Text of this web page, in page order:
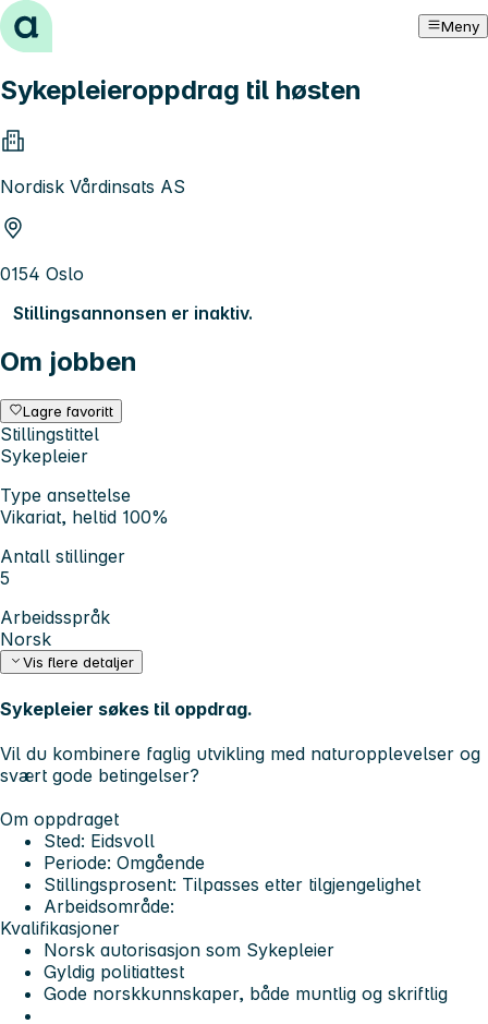
Hopp til innhold Meny
Sykepleieroppdrag til høsten
Nordisk Vårdinsats AS
0154 Oslo
Stillingsannonsen er inaktiv.
Om jobben
Lagre favoritt
Stillingstittel
Sykepleier
Type ansettelse
Vikariat, heltid 100%
Antall stillinger
5
Arbeidsspråk
Norsk
Vis flere detaljer
Sykepleier søkes til oppdrag.
Vil du kombinere faglig utvikling med naturopplevelser og
svært gode betingelser?
Om oppdraget
Sted: Eidsvoll
Periode: Omgående
Stillingsprosent: Tilpasses etter tilgjengelighet
Arbeidsområde:
Kvalifikasjoner
Norsk autorisasjon som Sykepleier
Gyldig politiattest
Gode norskkunnskaper, både muntlig og skriftlig